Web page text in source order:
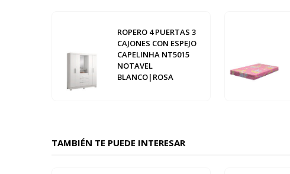
ROPERO 4 PUERTAS 3
CAJONES CON ESPEJO
CAPELINHA NT5015
NOTAVEL
BLANCO|ROSA
TAMBIÉN TE PUEDE INTERESAR